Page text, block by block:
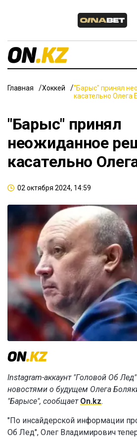
Главная Хоккей
"Барыс" принял
касательно Олега
"Барыс" принял
неожиданное
касательно
02 октября 2024, 14:59
Instagram-аккаунт "Головой Об
новостями о будущем Олега
"Барысе", сообщает On.kz.
"По инсайдерской информации
Об Лед", Олег Владимирович